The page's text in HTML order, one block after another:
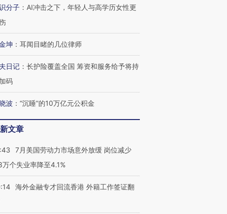
科技“链”接产
【特别呈现】寻找100种
CFO：不靠规模取胜，华
分子 ： AI冲击之下，年轻人与高学历女性更
坤 ： 耳闻目睹的几位律师
日记 ： 长护险覆盖全国 筹资和服务给予将持
码
波 ： “沉睡”的10万亿元公积金
文章
7月美国劳动力市场意外放缓 岗位减少
万个失业率降至4.1%
海外金融专才回流香港 外籍工作签证翻